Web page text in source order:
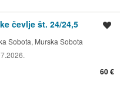
čevlje št. 24/24,5
Sobota, Murska Sobota
60 €